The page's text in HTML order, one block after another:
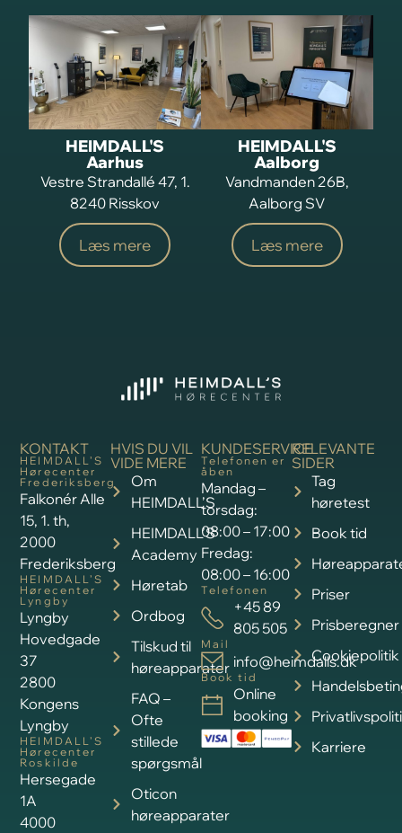
HEIMDALL'S
Aarhus
Vestre Strandallé 47, 1.
8240 Risskov
Læs mere
HEIMDALL'S
Aalborg
Vandmanden 26B,
Aalborg SV
Læs mere
KONTAKT
HEIMDALL’S
Hørecenter
Frederiksberg
Falkonér Alle
15, 1. th,
2000
Frederiksberg
HEIMDALL’S
Hørecenter
Lyngby
Lyngby
Hovedgade
37
2800
Kongens
Lyngby
HEIMDALL’S
Hørecenter
Roskilde
Hersegade
1A
4000
RELEVANTE
SIDER
Tag
høretest
Book tid
Priser
Prisberegner
Cookiepolitik
Karriere
HVIS DU VIL
VIDE MERE
Om
HEIMDALL’S
HEIMDALL’S
Academy
Høretab
Ordbog
Tilskud til
høreapparater
FAQ –
Ofte
stillede
spørgsmål
Oticon
høreapparater
KUNDESERVICE
Telefonen er
åben
Mandag –
torsdag:
08:00 – 17:00
Fredag:
08:00 – 16:00
Telefonen
+45 89
805 505
Mail
info@heimdalls.dk
Book tid
Online
booking